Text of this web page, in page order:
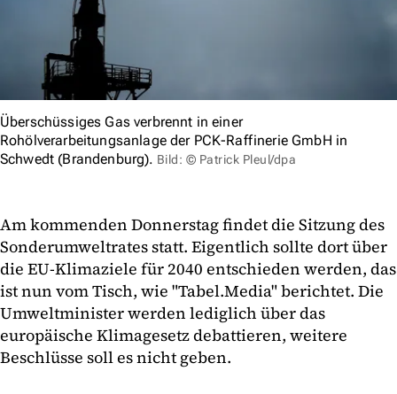
Überschüssiges Gas verbrennt in einer
Rohölverarbeitungsanlage der PCK-Raffinerie GmbH in
Schwedt (Brandenburg). Bild: © Patrick Pleul/dpa
Am kommenden Donnerstag findet die Sitzung des
Sonderumweltrates statt. Eigentlich sollte dort über
die EU-Klimaziele für 2040 entschieden werden, das
ist nun vom Tisch, wie "Tabel.Media" berichtet. Die
Umweltminister werden lediglich über das
europäische Klimagesetz debattieren, weitere
Beschlüsse soll es nicht geben.